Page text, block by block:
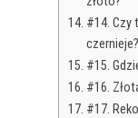
#14. Czy
czernieje?
#15.
#16.
#17.